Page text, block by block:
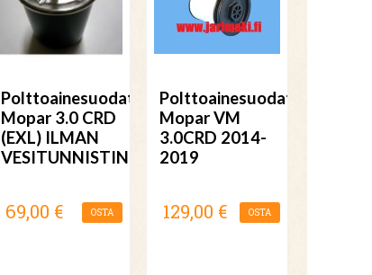
Polttoainesuodatin
Mopar 3.0 CRD
(EXL) ILMAN
VESITUNNISTINTA
69,00 € OSTA
Polttoainesuodatin
Mopar VM
3.0CRD 2014-
2019
129,00 € OSTA